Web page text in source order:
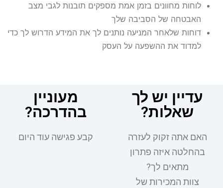
לוחות מחוונים בזמן אמת מספקים תובנות לגבי מצב
האבטחה של הסביבה שלך
דוחות שלאחר המניעה נותנים לך את המידע הדרוש לך כדי
למדוד את ההשפעה על העסק
עדיין יש לך
שאלות?
האם אתה זקוק לעזרה
בהחלטה איזה פתרון
מתאים לך?
צוות המכירות של
מעוניין
בהדרכה?
קבע פגישה עוד היום